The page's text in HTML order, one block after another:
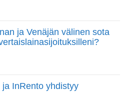
ja Venäjän välinen sota
ja InRento yhdistyy